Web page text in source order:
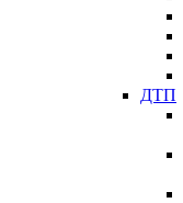
ДТП